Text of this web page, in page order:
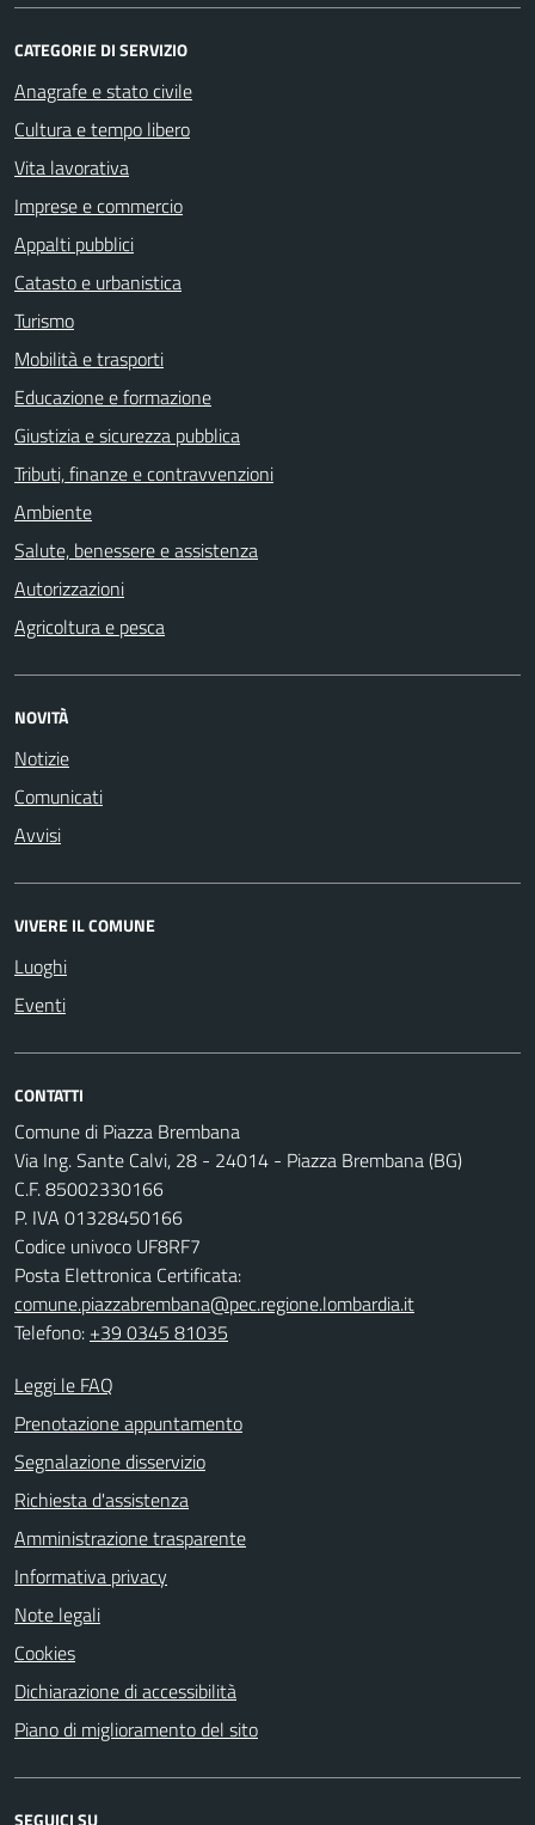
CATEGORIE DI SERVIZIO
Anagrafe e stato civile
Cultura e tempo libero
Vita lavorativa
Imprese e commercio
Appalti pubblici
Catasto e urbanistica
Turismo
Mobilità e trasporti
Educazione e formazione
Giustizia e sicurezza pubblica
Tributi, finanze e contravvenzioni
Ambiente
Salute, benessere e assistenza
Autorizzazioni
Agricoltura e pesca
NOVITÀ
Notizie
Comunicati
Avvisi
VIVERE IL COMUNE
Luoghi
Eventi
CONTATTI
Comune di Piazza Brembana
Via Ing. Sante Calvi, 28 - 24014 - Piazza Brembana (BG)
C.F. 85002330166
P. IVA 01328450166
Codice univoco UF8RF7
Posta Elettronica Certificata:
comune.piazzabrembana@pec.regione.lombardia.it
Telefono: +39 0345 81035
Leggi le FAQ
Prenotazione appuntamento
Segnalazione disservizio
Richiesta d'assistenza
Amministrazione trasparente
Informativa privacy
Note legali
Cookies
Dichiarazione di accessibilità
Piano di miglioramento del sito
SEGUICI SU